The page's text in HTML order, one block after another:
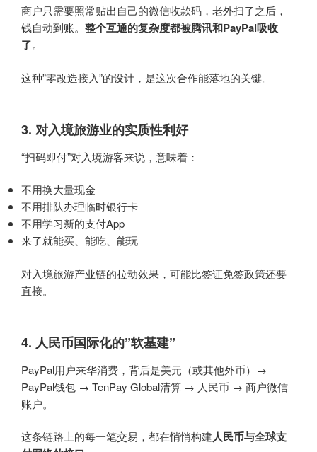
商户只需要照常贴出自己的微信收款码，老外扫了之后，
钱自动到账。 整个互通的复杂度都被腾讯和PayPal吸收
了。
这种”零改造接入”的设计，是这次合作能落地的关键。
3. 对入境旅游业的实质性利好
“扫码即付”对入境游客来说，意味着：
不用换大量现金
不用排队办理临时银行卡
不用学习新的支付App
来了就能买、能吃、能玩
对入境旅游产业链的拉动效果，可能比签证免签政策还要
直接。
4. 人民币国际化的”软基建”
PayPal用户来华消费，背后是美元（或其他外币）→
PayPal钱包 → TenPay Global清算 → 人民币 → 商户微信
账户。
这条链路上的每一笔交易，都在悄悄构建人民币与全球支